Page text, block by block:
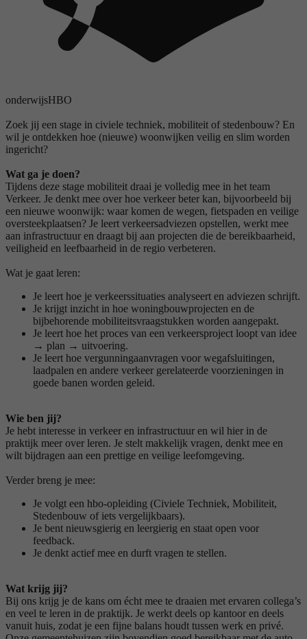
onderwijsHBO
Zoek jij een stage in civiele techniek, mobiliteit of stedenbouw? En
wil je ontdekken hoe (nieuwe) woonwijken veilig en slim worden
ingericht?
Wat ga je doen?
Tijdens deze stage mobiliteit draai je volledig mee in het team
Verkeer. Je denkt mee over hoe verkeer beter kan, bijvoorbeeld bij
een nieuwe woonwijk: waar komen de wegen, fietspaden en veilige
oversteekplaatsen? Je leert verkeersadviezen opstellen, werkt mee
aan infrastructuur en draagt bij aan projecten die de bereikbaarheid,
veiligheid en leefbaarheid in de regio verbeteren.
Wat je gaat leren:
Je leert hoe je verkeerssituaties analyseert en adviezen schrijft.
Je krijgt inzicht in hoe woningbouwprojecten en de
bijbehorende mobiliteitsvraagstukken worden aangepakt.
Je leert hoe het proces van een verkeersproject loopt van idee
→ plan → uitvoering.
Je leert hoe vergunningaanvragen voor wegafsluitingen,
laadpalen en andere verkeer gerelateerde voorzieningen in
goede banen worden geleid.
Wie ben jij?
Je hebt interesse in verkeer en infrastructuur en wil hier in de
praktijk meer over leren. Je stelt makkelijk vragen, denkt mee en
wilt bijdragen aan een prettige en veilige leefomgeving.
Verder breng je mee:
Je volgt een hbo-opleiding (Civiele Techniek, Mobiliteit,
Stedenbouw of iets vergelijkbaars).
Je bent nieuwsgierig en leergierig en staat open voor
feedback.
Je denkt actief mee en durft vragen te stellen.
Wat krijg jij?
Bij ons krijg je de kans om écht mee te draaien met ervaren collega’s
en veel te leren in de praktijk. Je werkt deels op kantoor en deels
vanuit huis, zodat je een fijne balans houdt tussen werk en privé.